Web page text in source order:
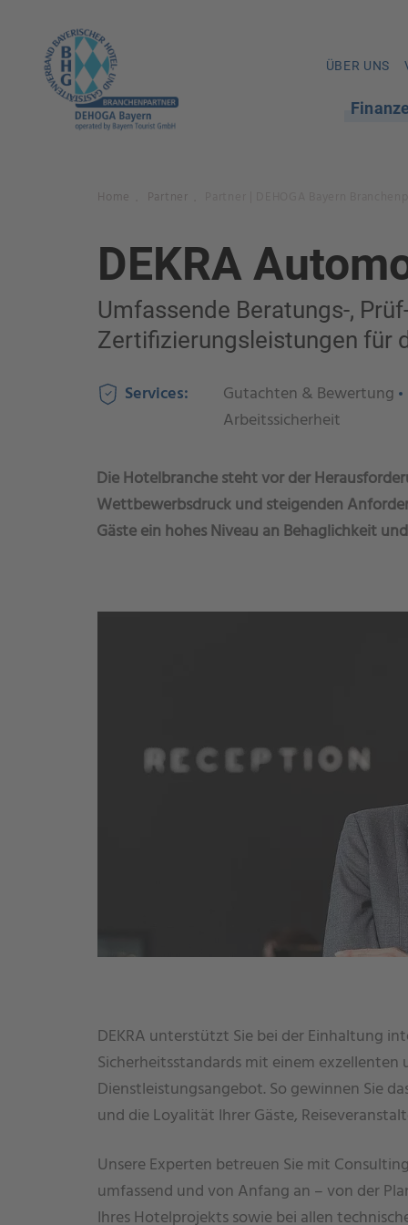
ÜBER UNS
Home Partner
DEKRA
Umfassende Beratungs-,
Zertifizierungsleistungen für
Services: Gutachten & Bewertung
Arbeitssicherheit
Die Hotelbranche steht vor der
Wettbewerbsdruck und steigenden
Gäste ein hohes Niveau an Behaglichkeit
DEKRA unterstützt Sie bei der Einhaltung
Sicherheitsstandards mit einem
Dienstleistungsangebot. So gewinnen Sie
und die Loyalität Ihrer Gäste,
Unsere Experten betreuen Sie mit
umfassend und von Anfang an – von der
Ihres Hotelprojekts sowie bei allen